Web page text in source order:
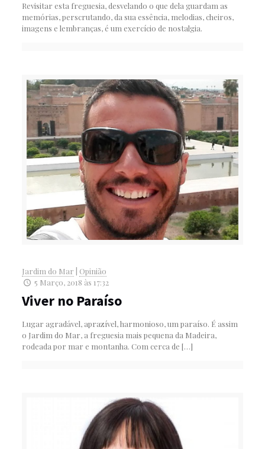
Revisitar esta freguesia, desvelando o que dela guardam as
memórias, perscrutando, da sua essência, melodias, cheiros,
imagens e lembranças, é um exercício de nostalgia.
Jardim do Mar
Opinião
5 Março, 2018 às 17:32
Viver no Paraíso
Lugar agradável, aprazível, harmonioso, um paraíso. É assim
o Jardim do Mar, a freguesia mais pequena da Madeira,
rodeada por mar e montanha. Com cerca de […]